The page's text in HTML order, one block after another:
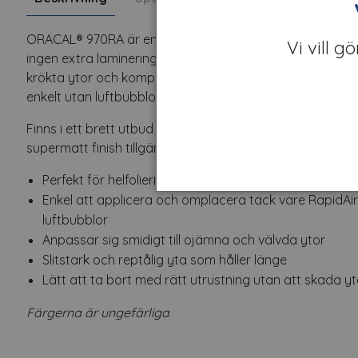
ORACAL® 970RA är en högkvalitativ premiumfolie
ingen extra laminering. Folien är tillverkad av en
krökta ytor och komplexa former. Tack vare RapidAir®-
enkelt utan luftbubblor, vilket ger ett professionellt
Finns i ett brett utbud av färger och ytor, inklusive
supermatt finish tillgänglig i svart.
Perfekt för helfoliering av fordon, inget behov av extra
Enkel att applicera och omplacera tack vare
luftbubblor
Anpassar sig smidigt till ojämna och välvda ytor
Slitstark och reptålig yta som håller länge
Lätt att ta bort med rätt utrustning utan att skada
Färgerna är ungefärliga
Vi vill